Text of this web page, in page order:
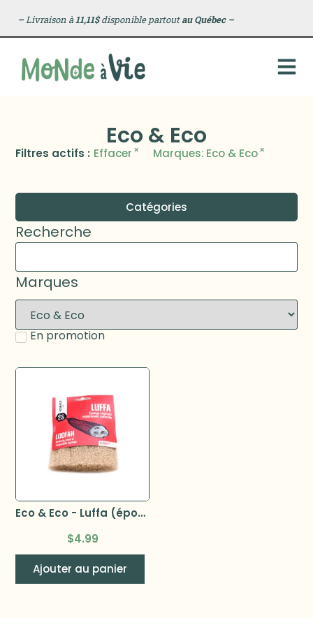
–Livraison à11,11$disponible partoutau Québec –
Eco & Eco
Filtres actifs : Effacer × Marques: Eco & Eco×
Catégories
Recherche
Marques
En promotion
Eco & Eco - Luffa (éponge végétale) plat
$4.99
Ajouter au panier